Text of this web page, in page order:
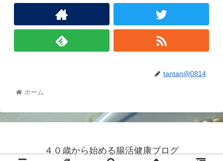
tantan@0814
ホーム
４０歳から始める腸活健康ブログ